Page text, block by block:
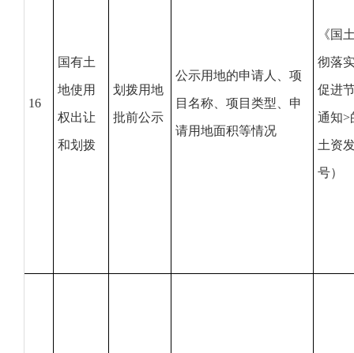
16
国有土
地使用
权出让
和划拨
划拨用地
批前公示
公示用地的申请人、项
目名称、项目类型、申
请用地面积等情况
《国
彻落
促进
通知>
土资
号）